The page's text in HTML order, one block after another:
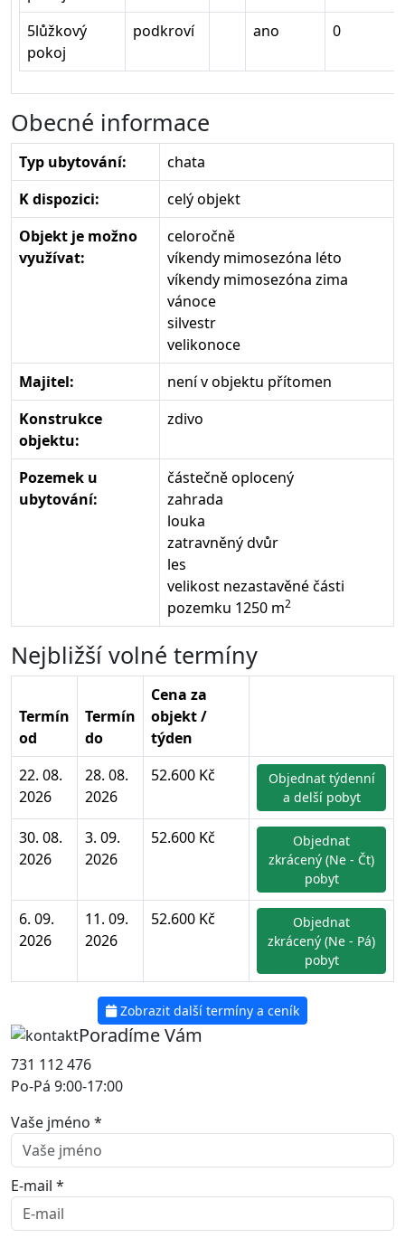
5lůžkový
pokoj
podkroví ano 0
Obecné informace
Typ ubytování:
chata
K dispozici:
celý objekt
Objekt je možno
využívat:
celoročně
víkendy mimosezóna léto
víkendy mimosezóna zima
vánoce
silvestr
velikonoce
Majitel:
není v objektu přítomen
Konstrukce
objektu:
zdivo
Pozemek u
ubytování:
částečně oplocený
zahrada
louka
zatravněný dvůr
les
velikost nezastavěné části
pozemku 1250 m2
Nejbližší volné termíny
Termín
od
Termín
do
Cena za
objekt /
týden
22. 08.
2026
28. 08.
2026
52.600 Kč
Objednat týdenní
a delší pobyt
30. 08.
2026
3. 09.
2026
52.600 Kč
Objednat
zkrácený (Ne - Čt)
pobyt
6. 09.
2026
11. 09.
2026
52.600 Kč
Objednat
zkrácený (Ne - Pá)
pobyt
Zobrazit další termíny a ceník
Poradíme Vám
731 112 476
Po-Pá 9:00-17:00
Vaše jméno *
E-mail *